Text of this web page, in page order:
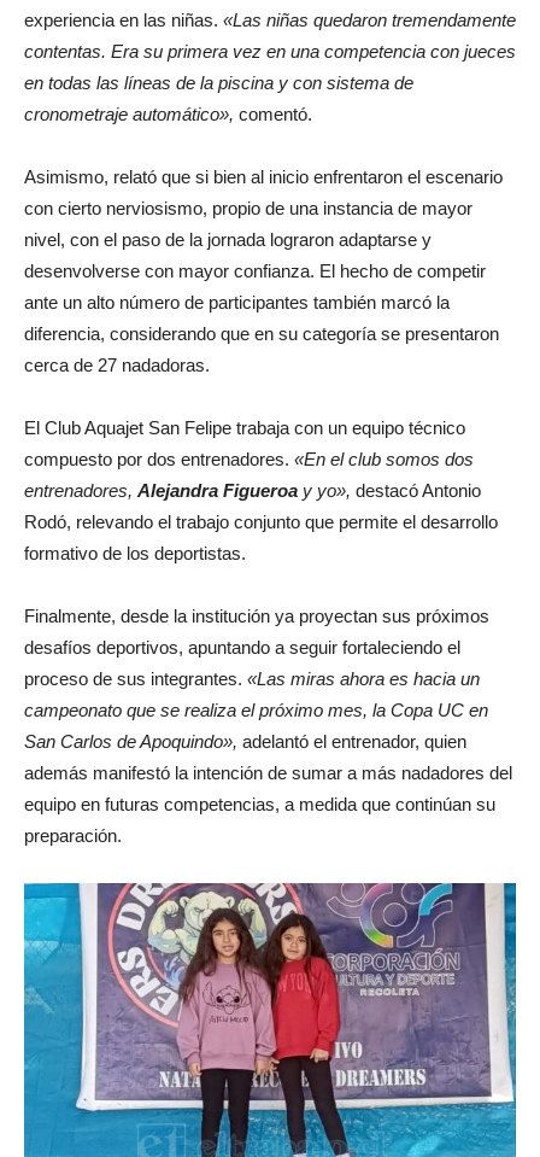
experiencia en las niñas. «Las niñas quedaron tremendamente
contentas. Era su primera vez en una competencia con jueces
en todas las líneas de la piscina y con sistema de
cronometraje automático», comentó.
Asimismo, relató que si bien al inicio enfrentaron el escenario
con cierto nerviosismo, propio de una instancia de mayor
nivel, con el paso de la jornada lograron adaptarse y
desenvolverse con mayor confianza. El hecho de competir
ante un alto número de participantes también marcó la
diferencia, considerando que en su categoría se presentaron
cerca de 27 nadadoras.
El Club Aquajet San Felipe trabaja con un equipo técnico
compuesto por dos entrenadores. «En el club somos dos
entrenadores, Alejandra Figueroa y yo», destacó Antonio
Rodó, relevando el trabajo conjunto que permite el desarrollo
formativo de los deportistas.
Finalmente, desde la institución ya proyectan sus próximos
desafíos deportivos, apuntando a seguir fortaleciendo el
proceso de sus integrantes. «Las miras ahora es hacia un
campeonato que se realiza el próximo mes, la Copa UC en
San Carlos de Apoquindo», adelantó el entrenador, quien
además manifestó la intención de sumar a más nadadores del
equipo en futuras competencias, a medida que continúan su
preparación.